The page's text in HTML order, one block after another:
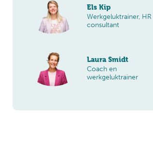
Els Kip
Werkgeluktrainer, HR
consultant
Laura Smidt
Coach en
werkgeluktrainer